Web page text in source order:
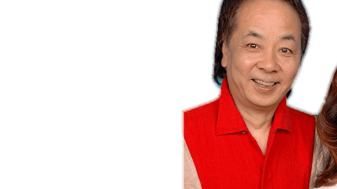
トップページ
Top page
地場産品/ツクリビト
Local products